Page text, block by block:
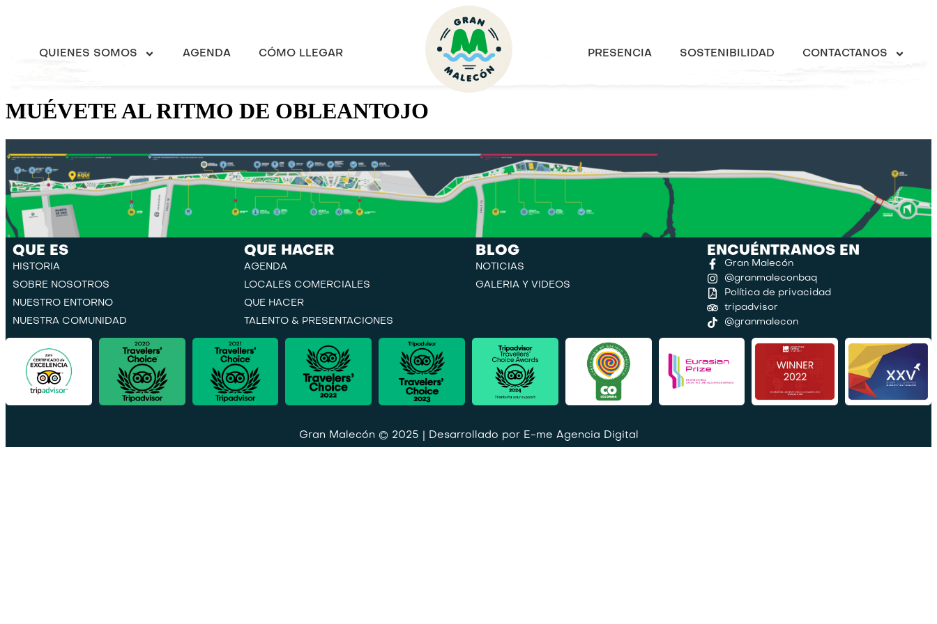
QUIENES SOMOS AGENDA CÓMO LLEGAR PRESENCIA SOSTENIBILIDAD CONTACTANOS
MUÉVETE AL RITMO DE OBLEANTOJO
QUE ES
HISTORIA
SOBRE NOSOTROS
NUESTRO ENTORNO
NUESTRA COMUNIDAD
QUE HACER
AGENDA
LOCALES COMERCIALES
QUE HACER
TALENTO & PRESENTACIONES
BLOG
NOTICIAS
GALERIA Y VIDEOS
ENCUÉNTRANOS EN
Gran Malecón
@granmaleconbaq
Política de privacidad
tripadvisor
@granmalecon
Gran Malecón © 2025 | Desarrollado por E-me Agencia Digital